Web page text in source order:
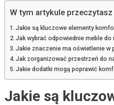
W tym artykule przeczytasz
Jakie są kluczowe elementy
Jak wybrać odpowiednie meble do
Jakie znaczenie ma oświetlenie w
Jak zorganizować przestrzeń do
Jakie dodatki mogą poprawić
Jakie są